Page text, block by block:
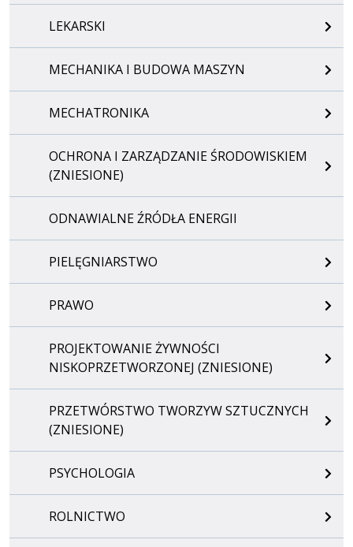
LEKARSKI
MECHANIKA I BUDOWA MASZYN
MECHATRONIKA
OCHRONA I ZARZĄDZANIE ŚRODOWISKIEM
(ZNIESIONE)
ODNAWIALNE ŹRÓDŁA ENERGII
PIELĘGNIARSTWO
PRAWO
PROJEKTOWANIE ŻYWNOŚCI
NISKOPRZETWORZONEJ (ZNIESIONE)
PRZETWÓRSTWO TWORZYW SZTUCZNYCH
(ZNIESIONE)
PSYCHOLOGIA
ROLNICTWO